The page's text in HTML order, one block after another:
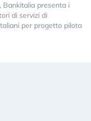
Bankitalia presenta i
di servizi di
per progetto pilota